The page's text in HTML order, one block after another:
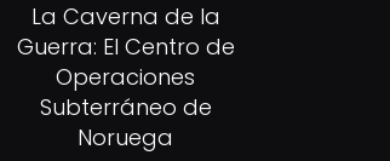
La Caverna de la
Guerra: El Centro de
Operaciones
Subterráneo de
Noruega